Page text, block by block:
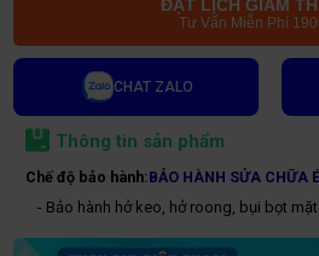
ĐẶT LỊCH GIẢM
Tư Vấn Miễn Phí
CHAT ZALO
Thông tin sản phẩm
Chế độ bảo hành:BẢO HÀNH SỬA CHỮA
- Bảo hành hở keo, hở roong, bụi bọt